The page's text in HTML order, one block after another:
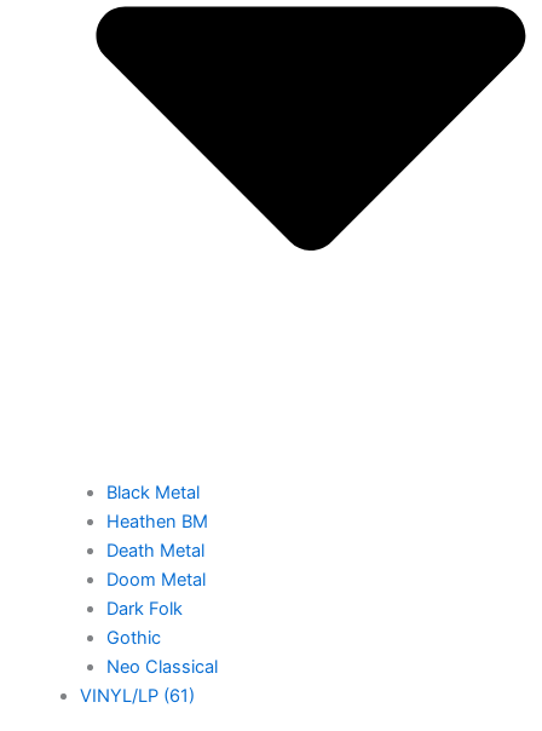
Black Metal
Heathen BM
Death Metal
Doom Metal
Dark Folk
Gothic
Neo Classical
VINYL/LP (61)